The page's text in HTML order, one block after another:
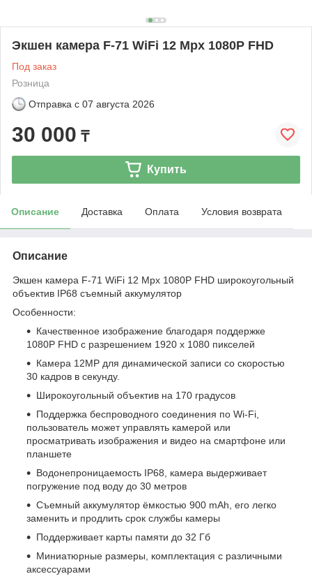
Экшен камера F-71 WiFi 12 Mpx 1080P FHD
Под заказ
Розница
Отправка с 07 августа 2026
30 000 ₸
Купить
Описание Доставка Оплата Условия возврата
Описание
Экшен камера F-71 WiFi 12 Mpx 1080P FHD широкоугольный
объектив IP68 съемный аккумулятор
Особенности:
Качественное изображение благодаря поддержке
1080P FHD с разрешением 1920 x 1080 пикселей
Камера 12MP для динамической записи со скоростью
30 кадров в секунду.
Широкоугольный объектив на 170 градусов
Поддержка беспроводного соединения по Wi-Fi,
пользователь может управлять камерой или
просматривать изображения и видео на смартфоне или
планшете
Водонепроницаемость IP68, камера выдерживает
погружение под воду до 30 метров
Съемный аккумулятор ёмкостью 900 mAh, его легко
заменить и продлить срок службы камеры
Поддерживает карты памяти до 32 Гб
Миниатюрные размеры, комплектация с различными
аксессуарами